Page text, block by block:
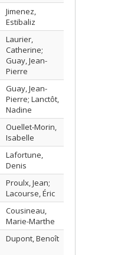
Jimenez,
Estibaliz
Laurier,
Catherine;
Guay, Jean-
Pierre
Guay, Jean-
Pierre; Lanctôt,
Nadine
Ouellet-Morin,
Isabelle
Lafortune,
Denis
Proulx, Jean;
Lacourse, Éric
Cousineau,
Marie-Marthe
Dupont, Benoît